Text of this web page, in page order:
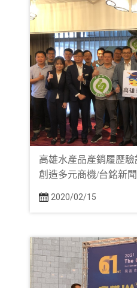
高雄水產品產銷履歷
創造多元商機/台銘新
2020/02/15